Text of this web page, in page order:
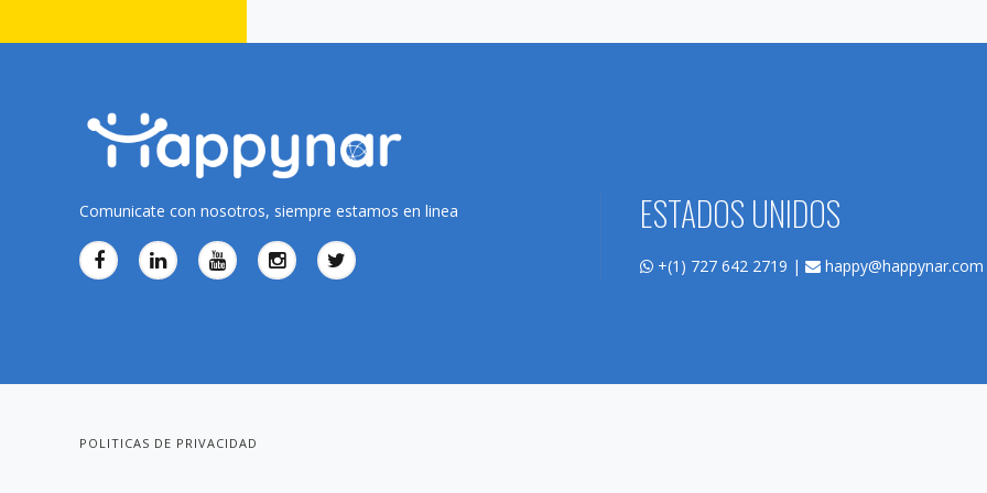
Comunicate con nosotros, siempre estamos en linea ESTADOS UNIDOS
+(1) 727 642 2719 | happy@happynar.com
POLITICAS DE PRIVACIDAD